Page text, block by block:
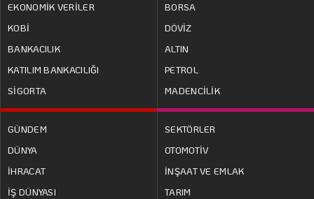
EKONOMİK VERİLER
KOBİ
BANKACILIK
KATILIM BANKACILIĞI
SİGORTA
BORSA
DÖVİZ
ALTIN
PETROL
MADENCİLİK
GÜNDEM
DÜNYA
İHRACAT
İŞ DÜNYASI
SEKTÖRLER
OTOMOTİV
İNŞAAT VE EMLAK
TARIM